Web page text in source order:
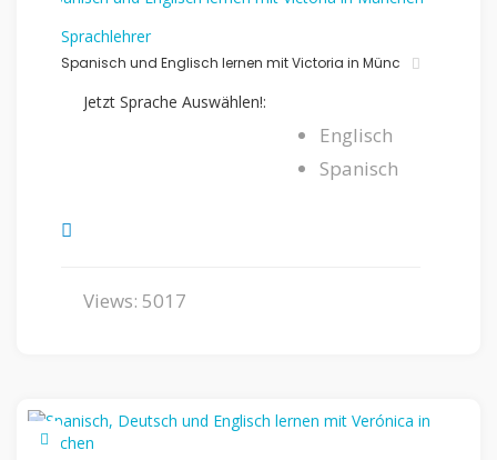
Sprachlehrer
Spanisch und Englisch lernen mit Victoria in Münc
Jetzt Sprache Auswählen!:
Englisch
Spanisch
Views: 5017